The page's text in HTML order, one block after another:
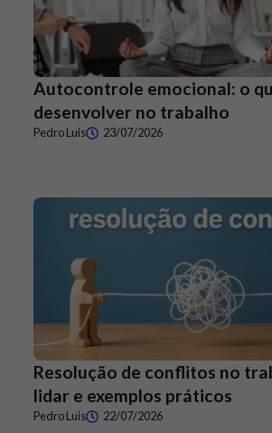
Autocontrole emocional: o
desenvolver no trabalho
Pedro Luis 23/07/2026
Resolução de conflitos no
lidar e exemplos práticos
Pedro Luis 22/07/2026